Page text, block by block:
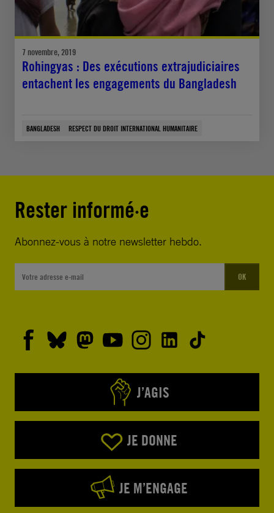
7 novembre, 2019
Rohingyas : Des exécutions extrajudiciaires
entachent les engagements du Bangladesh
BANGLADESH RESPECT DU DROIT INTERNATIONAL HUMANITAIRE
Rester informé·e
Abonnez-vous à notre newsletter hebdo.
OK
J’AGIS
JE DONNE
JE M’ENGAGE